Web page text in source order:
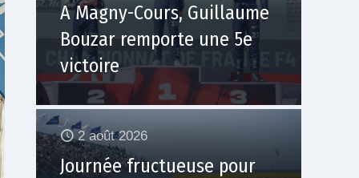
A Magny-Cours, Guillaume
Bouzar remporte une 5e
victoire
2 août 2026
Journée fructueuse pour